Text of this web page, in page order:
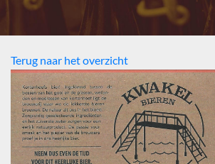
Terug naar het overzicht